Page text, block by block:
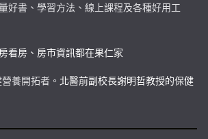
好書、學習方法、線上課程及各種好用工
看房、房市資訊都在果仁家
養開拓者。 北醫前副校長謝明哲教授的保健